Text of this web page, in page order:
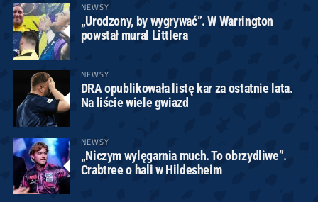
NEWSY
„Urodzony, by wygrywać”. W Warrington
powstał mural Littlera
NEWSY
DRA opublikowała listę kar za ostatnie lata.
Na liście wiele gwiazd
NEWSY
„Niczym wylęgarnia much. To obrzydliwe”.
Crabtree o hali w Hildesheim